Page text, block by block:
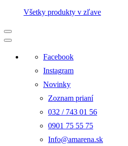
Všetky produkty v zľave
Facebook
Instagram
Novinky
Zoznam prianí
032 / 743 01 56
0901 75 55 75
Info@amarena.sk